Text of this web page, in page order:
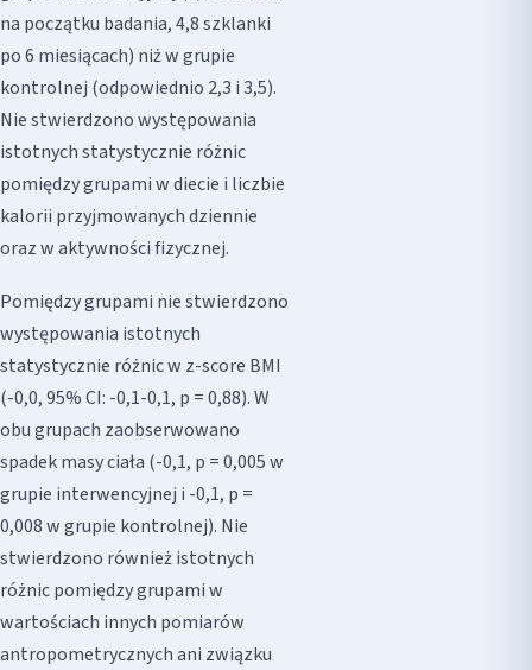
na początku badania, 4,8 szklanki
po 6 miesiącach) niż w grupie
kontrolnej (odpowiednio 2,3 i 3,5).
Nie stwierdzono występowania
istotnych statystycznie różnic
pomiędzy grupami w diecie i liczbie
kalorii przyjmowanych dziennie
oraz w aktywności fizycznej.
Pomiędzy grupami nie stwierdzono
występowania istotnych
statystycznie różnic w z-score BMI
(-0,0, 95% CI: -0,1-0,1, p = 0,88). W
obu grupach zaobserwowano
spadek masy ciała (-0,1, p = 0,005 w
grupie interwencyjnej i -0,1, p =
0,008 w grupie kontrolnej). Nie
stwierdzono również istotnych
różnic pomiędzy grupami w
wartościach innych pomiarów
antropometrycznych ani związku